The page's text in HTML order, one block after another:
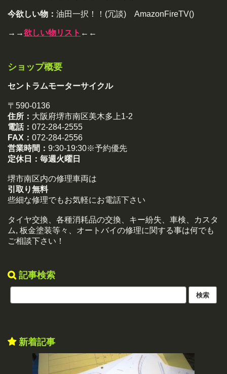
今欲しい物： 油田一択！！(冗談) AmazonFireTV()
→→欲しい物リスト ←←
ショップ概要
セントラムモーターサイクル
〒590-0136
住所： 大阪府堺市南区美木多上1-2
電話： 072-284-2555
FAX： 072-284-2556
営業時間： 9:30-19:30※予約優先
定休日： 毎週火曜日
堺市南区内の修理車両は
引取り無料
些細な修理でもお気軽にお電話下さい
タイヤ交換、各種消耗品の交換、キー紛失、車検、カスタ
ム, 板金塗装等々、オートバイの修理に関する事は何でも
ご相談下さい！
記事検索
新着記事